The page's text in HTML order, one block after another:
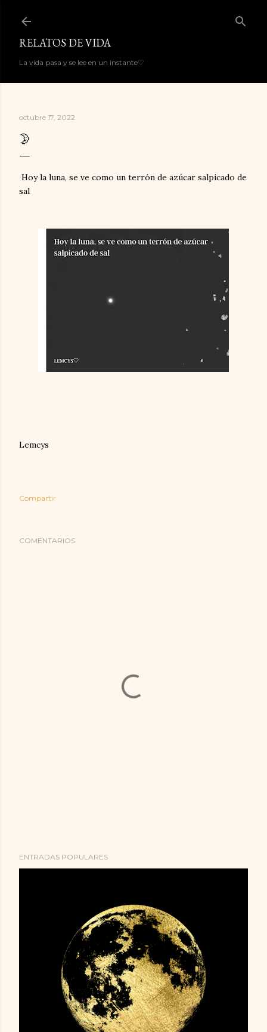
RELATOS DE VIDA
La vida pasa y se lee en un instante♡
octubre 17, 2022
🌛
Hoy la luna, se ve como un terrón de azúcar salpicado de
sal
Lemcys
Compartir
COMENTARIOS
ENTRADAS POPULARES